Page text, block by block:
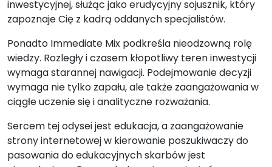
inwestycyjnej, służąc jako erudycyjny sojusznik, który
zapoznaje Cię z kadrą oddanych specjalistów.
Ponadto Immediate Mix podkreśla nieodzowną rolę
wiedzy. Rozległy i czasem kłopotliwy teren inwestycji
wymaga starannej nawigacji. Podejmowanie decyzji
wymaga nie tylko zapału, ale także zaangażowania w
ciągłe uczenie się i analityczne rozważania.
Sercem tej odysei jest edukacja, a zaangażowanie
strony internetowej w kierowanie poszukiwaczy do
pasowania do edukacyjnych skarbów jest